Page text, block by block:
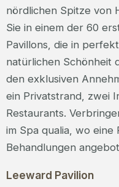
nördlichen Spitze von
Sie in einem der 60
Pavillons, die in
natürlichen Schönheit
den exklusiven
ein Privatstrand, zwei
Restaurants.
im Spa qualia, wo eine
Behandlungen
Leeward Pavilion